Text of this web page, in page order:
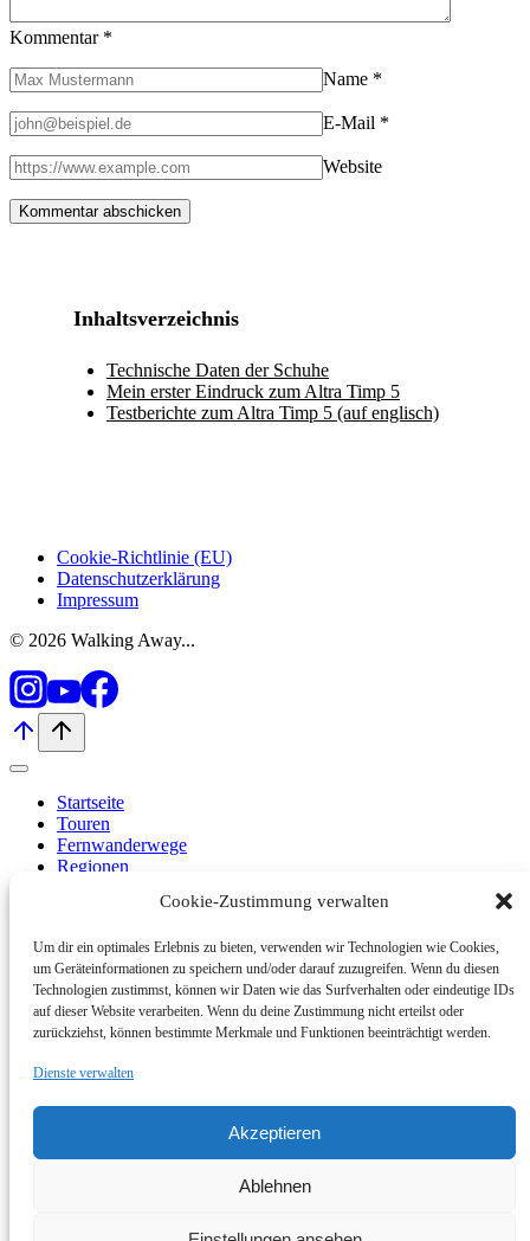
Cookie-Zustimmung verwalten
Um dir ein optimales Erlebnis zu bieten, verwenden wir Technologien wie Cookies,
um Geräteinformationen zu speichern und/oder darauf zuzugreifen. Wenn du diesen
Technologien zustimmst, können wir Daten wie das Surfverhalten oder eindeutige IDs
auf dieser Website verarbeiten. Wenn du deine Zustimmung nicht erteilst oder
zurückziehst, können bestimmte Merkmale und Funktionen beeinträchtigt werden.
Dienste verwalten
Akzeptieren
Ablehnen
Kommentar *
Name *
E-Mail *
Website
Inhaltsverzeichnis
Technische Daten der Schuhe
Mein erster Eindruck zum Altra Timp 5
Testberichte zum Altra Timp 5 (auf englisch)
Cookie-Richtlinie (EU)
Datenschutzerklärung
Impressum
© 2026 Walking Away...
Startseite
Touren
Fernwanderwege
Regionen
umschalten
Sonstiges
Zelte / Tarps
Bekleidung
Untermenü
umschalten
Wanderschuhe
Schlafsäcke
umschalten